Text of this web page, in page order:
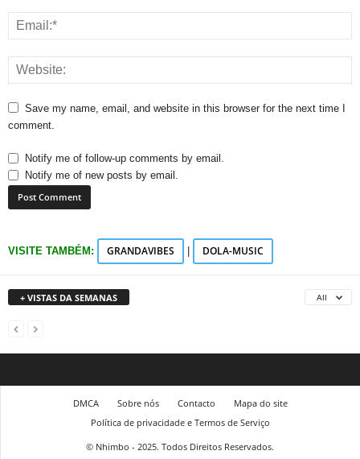
Save my name, email, and website in this browser for the next time I
comment.
Notify me of follow-up comments by email.
Notify me of new posts by email.
VISITE TAMBÉM: GRANDAVIBES DOLA-MUSIC
+ VISTAS DA SEMANAS All
DMCA Sobre nós Contacto
Mapa do site
Política de privacidade e Termos de Serviço
© Nhimbo - 2025. Todos Direitos Reservados.